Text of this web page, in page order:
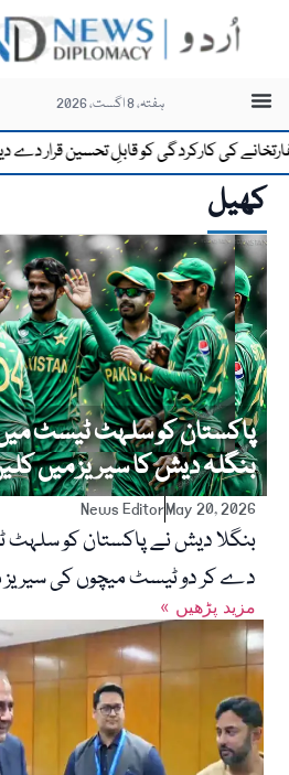
ہفتہ، 8 اگست، 2026
ایف آئی اے●کی کارکردگی کو قابلِ تحسین قرار دے دیا
کھیل
پاکستان کو سلہٹ ٹیسٹ
بنگلہ دیش کا سیریز میں
News EditorMay 20, 2026
بنگلا دیش نے پاکستان کو
دے کر دو ٹیسٹ میچوں کی سیریز
« مزید پڑھیں